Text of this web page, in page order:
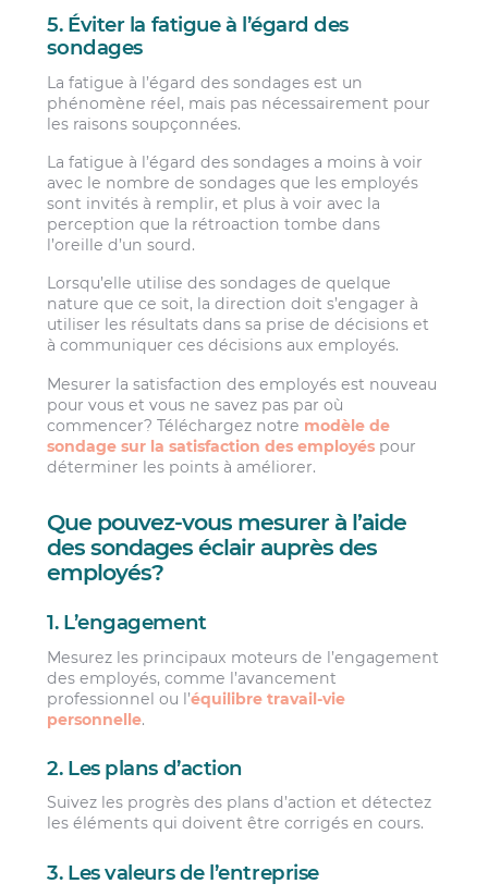
5. Éviter la fatigue à l’égard des
sondages
La fatigue à l’égard des sondages est un
phénomène réel, mais pas nécessairement pour
les raisons soupçonnées.
La fatigue à l’égard des sondages a moins à voir
avec le nombre de sondages que les employés
sont invités à remplir, et plus à voir avec la
perception que la rétroaction tombe dans
l’oreille d’un sourd.
Lorsqu’elle utilise des sondages de quelque
nature que ce soit, la direction doit s’engager à
utiliser les résultats dans sa prise de décisions et
à communiquer ces décisions aux employés.
Mesurer la satisfaction des employés est nouveau
pour vous et vous ne savez pas par où
commencer? Téléchargez notre modèle de
sondage sur la satisfaction des employés pour
déterminer les points à améliorer.
Que pouvez-vous mesurer à l’aide
des sondages éclair auprès des
employés?
1. L’engagement
Mesurez les principaux moteurs de l’engagement
des employés, comme l’avancement
professionnel ou l’équilibre travail-vie
personnelle.
2. Les plans d’action
Suivez les progrès des plans d’action et détectez
les éléments qui doivent être corrigés en cours.
3. Les valeurs de l’entreprise